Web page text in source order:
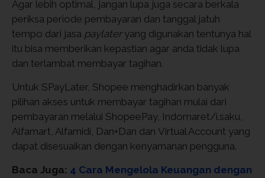
Agar lebih optimal, jangan lupa juga secara berkala
periksa periode pembayaran dan tanggal jatuh
tempo dari jasa paylateryang digunakan tentunya hal
itu bisa memberikan kepastian agar anda tidak lupa
dan terlambat membayar tagihan.
Untuk SPayLater, Shopee menghadirkan banyak
pilihan akses untuk membayar tagihan mulai dari
pembayaran melalui ShopeePay, Indomaret/i.saku,
Alfamart, Alfamidi, Dan+Dan dan Virtual Account yang
dapat disesuaikan dengan kenyamanan pengguna.
Baca Juga: 4 Cara Mengelola Keuangan dengan